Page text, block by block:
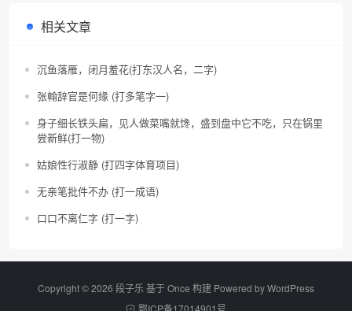
相关文章
沉鱼落雁，闭月羞花(打东汉人名，二字)
张翰辞官是何缘 (打多笔字一)
身子细长铁头扁，见人做菜嘴就馋，盛到盘中它不吃，只在锅里
尝新鲜(打一物)
姑娘性行淑静 (打四字体育项目)
无亲笔批件不办 (打一成语)
口口不离仁字 (打一字)
Copyright © 2026 段子乐 基于 Once 构建 Powered byWordPress
鄂ICP备17014901号